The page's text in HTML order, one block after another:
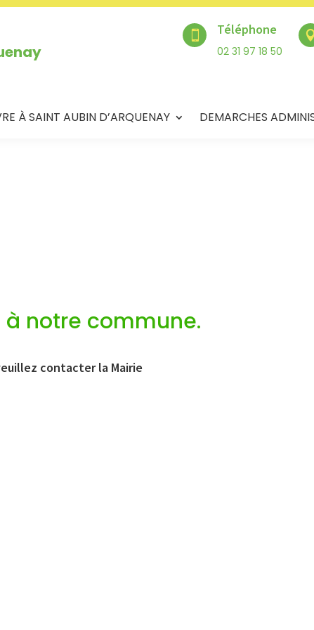
Téléphone
02 31 97 18 50

À SAINT AUBIN D’ARQUENAY DEMARCHES
à notre commune.
contacter la Mairie